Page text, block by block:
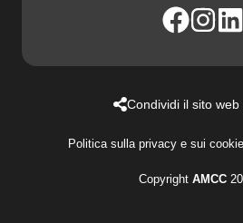
Condividi il sito web
Politica sulla privacy e sui cookie
Copyright AMCC